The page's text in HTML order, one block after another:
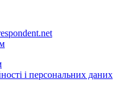
і персональних даних